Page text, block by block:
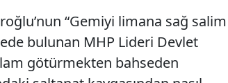
“Gemiyi limana sağ salim
bulunan MHP Lideri Devlet
götürmekten bahseden